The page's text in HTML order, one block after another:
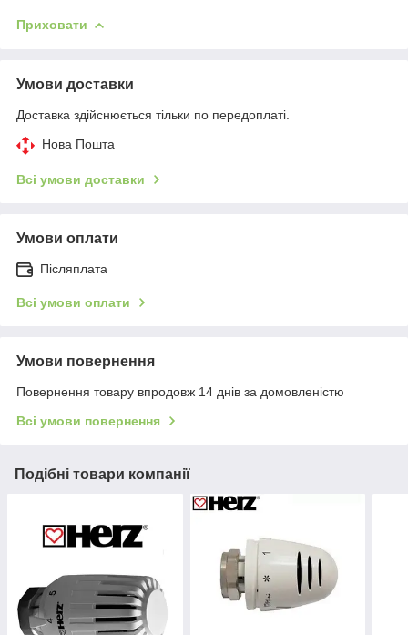
Приховати
Умови доставки
Доставка здійснюється тільки по передоплаті.
Нова Пошта
Всі умови доставки
Умови оплати
Післяплата
Всі умови оплати
Умови повернення
Повернення товару впродовж 14 днів за домовленістю
Всі умови повернення
Подібні товари компанії